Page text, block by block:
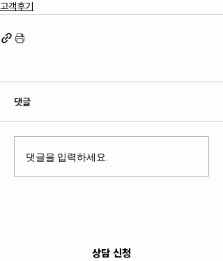
고객후기
댓글
댓글을 입력하세요.
​상담 신청